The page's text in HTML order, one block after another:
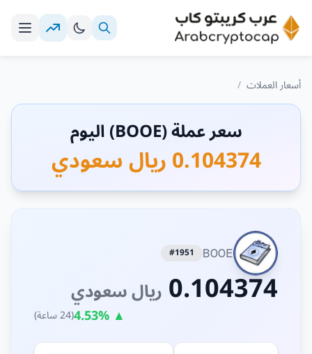
أسعار العملات /
سعر عملة (BOOE) اليوم
0.104374 ريال سعودي
BOOE
#1951
0.104374 ريال سعودي
▲ 4.53% (24 ساعة)